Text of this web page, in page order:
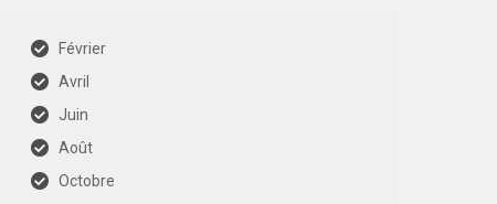
Février
Avril
Juin
Août
Octobre